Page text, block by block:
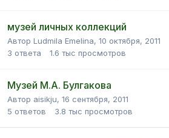
музей личных коллекций
Автор Ludmila Emelina, 10 октября, 2011
3 ответа 1.6 тыс просмотров
Музей М.А. Булгакова
Автор aisikju, 16 сентября, 2011
5 ответов 3.8 тыс просмотров